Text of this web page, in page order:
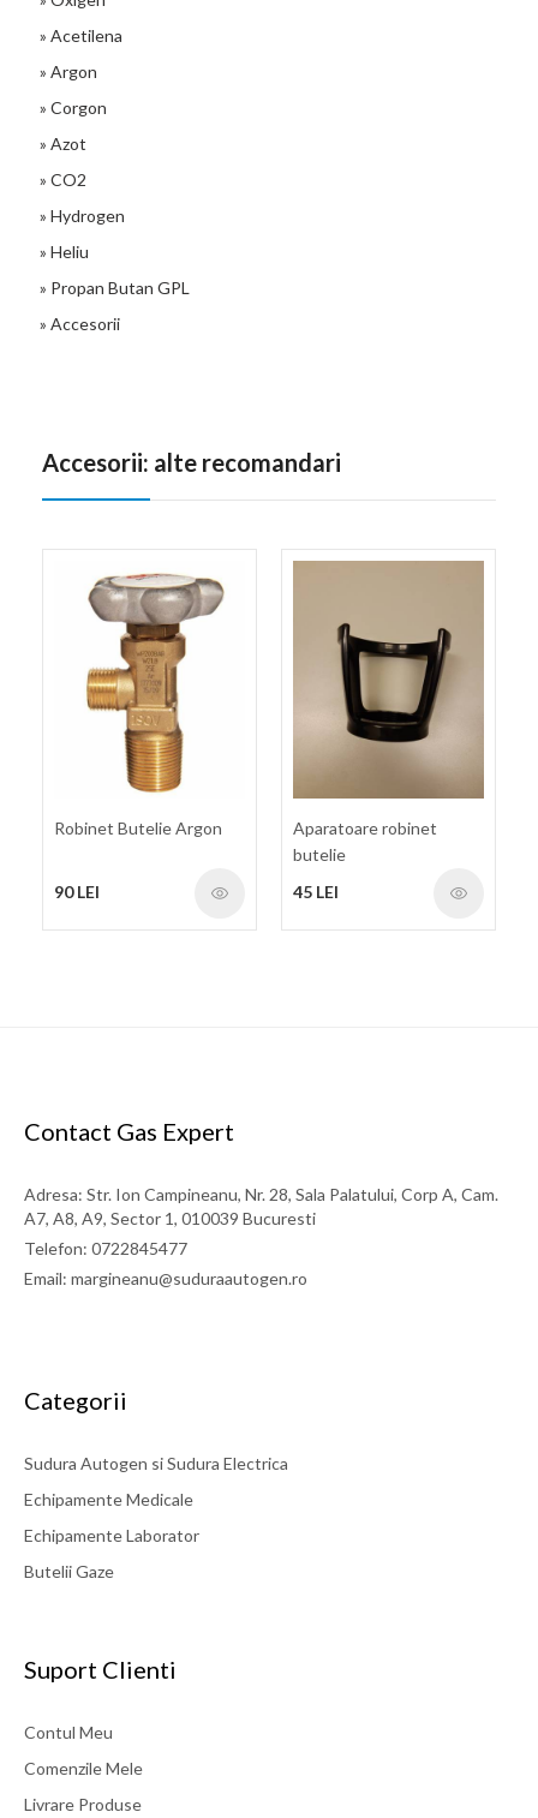
» Acetilena
» Argon
» Corgon
» Azot
» CO2
» Hydrogen
» Heliu
» Propan Butan GPL
» Accesorii
Accesorii: alte recomandari
Robinet Butelie Argon
90 LEI
Aparatoare robinet
butelie
45 LEI
Contact Gas Expert
Adresa: Str. Ion Campineanu, Nr. 28, Sala Palatului, Corp A, Cam.
A7, A8, A9, Sector 1, 010039 Bucuresti
Telefon: 0722845477
Email: margineanu@suduraautogen.ro
Categorii
Sudura Autogen si Sudura Electrica
Echipamente Medicale
Echipamente Laborator
Butelii Gaze
Suport Clienti
Contul Meu
Comenzile Mele
Livrare Produse